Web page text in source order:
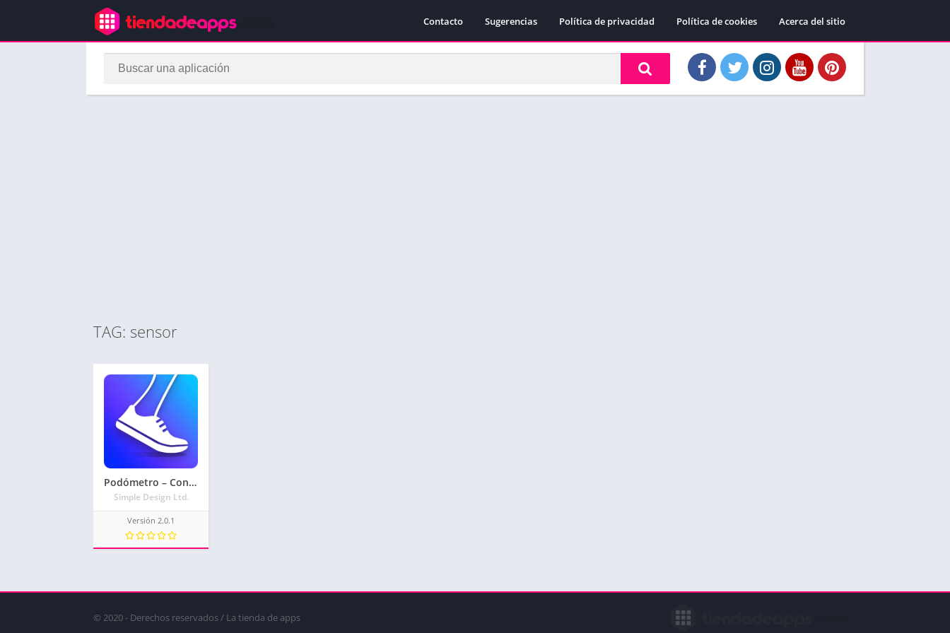
Contacto Sugerencias Política de privacidad Política de cookies Acerca del sitio
TAG: sensor
Podómetro – Contador de Calorías y Pasos Gratis
Simple Design Ltd.
Versión 2.0.1
© 2020 - Derechos reservados / La tienda de apps